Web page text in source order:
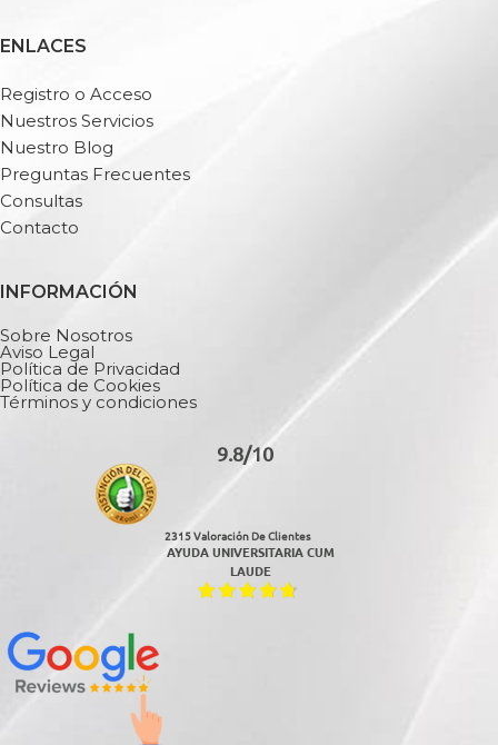
ENLACES
Registro o Acceso
Nuestros Servicios
Nuestro Blog
Preguntas Frecuentes
Consultas
Contacto
INFORMACIÓN
Sobre Nosotros
Aviso Legal
Política de Privacidad
Política de Cookies
Términos y condiciones
AYUDA UNIVERSITARIA CUM
LAUDE
9.8/10
2315 Valoración De Clientes